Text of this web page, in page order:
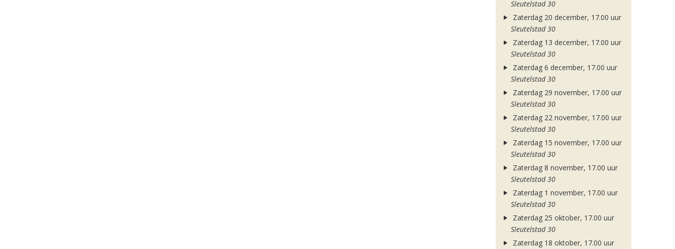
Sleutelstad 30
Zaterdag 20 december, 17.00 uur
Sleutelstad 30
Zaterdag 13 december, 17.00 uur
Sleutelstad 30
Zaterdag 6 december, 17.00 uur
Sleutelstad 30
Zaterdag 29 november, 17.00 uur
Sleutelstad 30
Zaterdag 22 november, 17.00 uur
Sleutelstad 30
Zaterdag 15 november, 17.00 uur
Sleutelstad 30
Zaterdag 8 november, 17.00 uur
Sleutelstad 30
Zaterdag 1 november, 17.00 uur
Sleutelstad 30
Zaterdag 25 oktober, 17.00 uur
Sleutelstad 30
Zaterdag 18 oktober, 17.00 uur